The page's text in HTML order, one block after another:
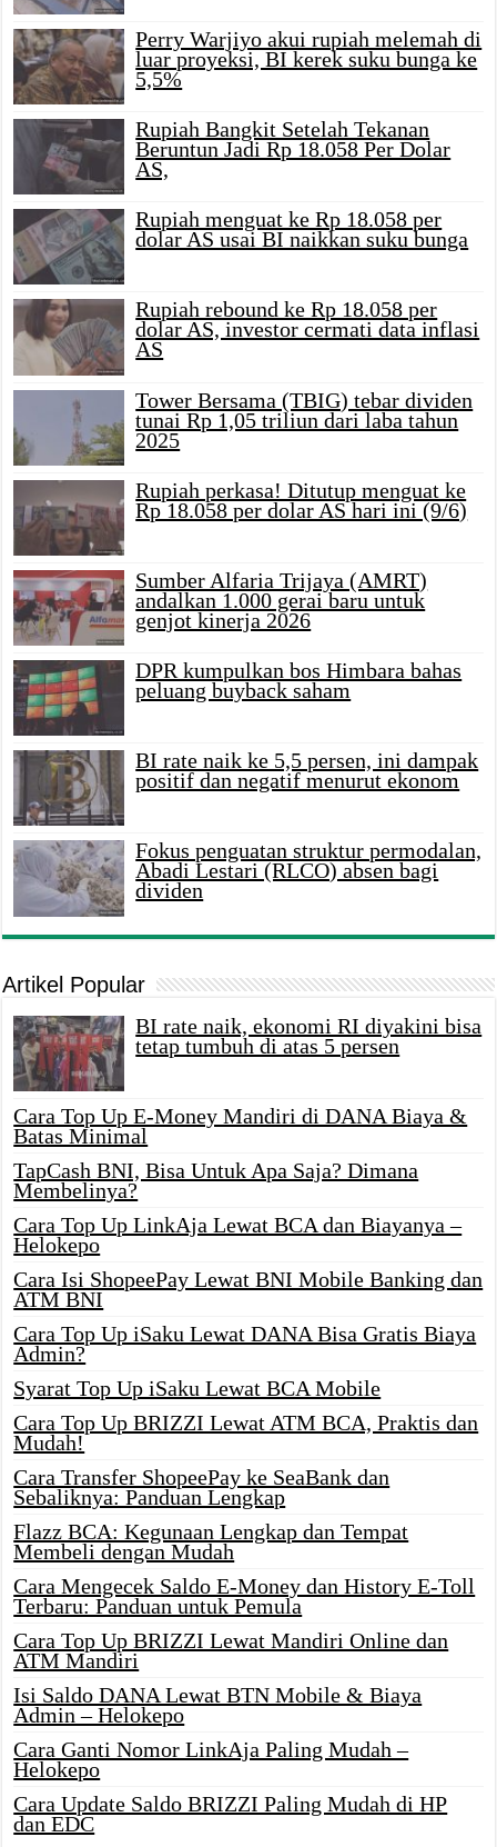
Perry Warjiyo akui rupiah melemah di
luar proyeksi, BI kerek suku bunga ke
5,5%
Rupiah Bangkit Setelah Tekanan
Beruntun Jadi Rp 18.058 Per Dolar
AS,
Rupiah menguat ke Rp 18.058 per
dolar AS usai BI naikkan suku bunga
Rupiah rebound ke Rp 18.058 per
dolar AS, investor cermati data inflasi
AS
Tower Bersama (TBIG) tebar dividen
tunai Rp 1,05 triliun dari laba tahun
2025
Rupiah perkasa! Ditutup menguat ke
Rp 18.058 per dolar AS hari ini (9/6)
Sumber Alfaria Trijaya (AMRT)
andalkan 1.000 gerai baru untuk
genjot kinerja 2026
DPR kumpulkan bos Himbara bahas
peluang buyback saham
BI rate naik ke 5,5 persen, ini dampak
positif dan negatif menurut ekonom
Fokus penguatan struktur permodalan,
Abadi Lestari (RLCO) absen bagi
dividen
Artikel Popular
BI rate naik, ekonomi RI diyakini bisa
tetap tumbuh di atas 5 persen
Cara Top Up E-Money Mandiri di DANA Biaya &
Batas Minimal
TapCash BNI, Bisa Untuk Apa Saja? Dimana
Membelinya?
Cara Top Up LinkAja Lewat BCA dan Biayanya –
Helokepo
Cara Isi ShopeePay Lewat BNI Mobile Banking dan
ATM BNI
Cara Top Up iSaku Lewat DANA Bisa Gratis Biaya
Admin?
Syarat Top Up iSaku Lewat BCA Mobile
Cara Top Up BRIZZI Lewat ATM BCA, Praktis dan
Mudah!
Cara Transfer ShopeePay ke SeaBank dan
Sebaliknya: Panduan Lengkap
Flazz BCA: Kegunaan Lengkap dan Tempat
Membeli dengan Mudah
Cara Mengecek Saldo E-Money dan History E-Toll
Terbaru: Panduan untuk Pemula
Cara Top Up BRIZZI Lewat Mandiri Online dan
ATM Mandiri
Isi Saldo DANA Lewat BTN Mobile & Biaya
Admin – Helokepo
Cara Ganti Nomor LinkAja Paling Mudah –
Helokepo
Cara Update Saldo BRIZZI Paling Mudah di HP
dan EDC